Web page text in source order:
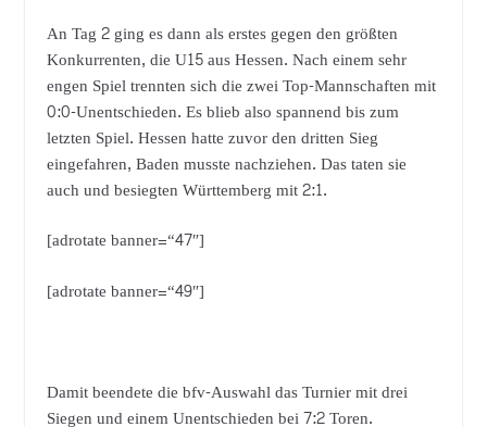
An Tag 2 ging es dann als erstes gegen den größten
Konkurrenten, die U15 aus Hessen. Nach einem sehr
engen Spiel trennten sich die zwei Top-Mannschaften mit
0:0-Unentschieden. Es blieb also spannend bis zum
letzten Spiel. Hessen hatte zuvor den dritten Sieg
eingefahren, Baden musste nachziehen. Das taten sie
auch und besiegten Württemberg mit 2:1.
[adrotate banner=“47″]
[adrotate banner=“49″]
Damit beendete die bfv-Auswahl das Turnier mit drei
Siegen und einem Unentschieden bei 7:2 Toren.